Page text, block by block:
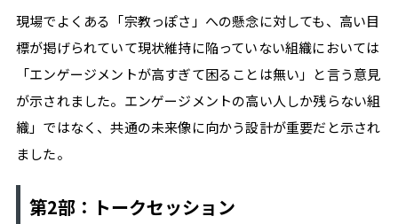
く、
そ
の
ヒ
ン
を。
現場でよくある「宗教っぽさ」への懸念に対しても、高い目
標が掲げられていて現状維持に陥っていない組織においては
「エンゲージメントが高すぎて困ることは無い」と言う意見
が示されました。エンゲージメントの高い人しか残らない組
織」ではなく、共通の未来像に向かう設計が重要だと示され
ました。
第2部：トークセッション